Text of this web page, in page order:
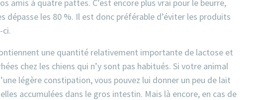
amis à quatre pattes. C’est encore plus vrai pour le beurre,
dépasse les 80 %. Il est donc préférable d’éviter les produits
une quantité relativement importante de lactose et
chez les chiens qui n’y sont pas habitués. Si votre animal
légère constipation, vous pouvez lui donner un peu de lait
accumulées dans le gros intestin. Mais là encore, en cas de